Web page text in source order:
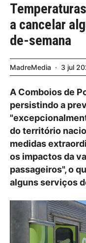
a cancelar
de-semana
MadreMedia 3 jul
A Comboios de
persistindo a
do território
medidas
os impactos da
passageiros", o
alguns serviços